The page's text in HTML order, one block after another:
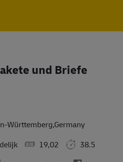
und Briefe
Württemberg,Germany
19,02
38.5